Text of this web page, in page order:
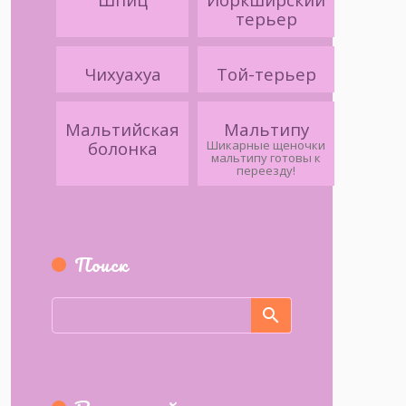
терьер
Чихуахуа Той-терьер
Мальтийская
болонка
Мальтипу
Шикарные щеночки
мальтипу готовы к
переезду!
Поиск